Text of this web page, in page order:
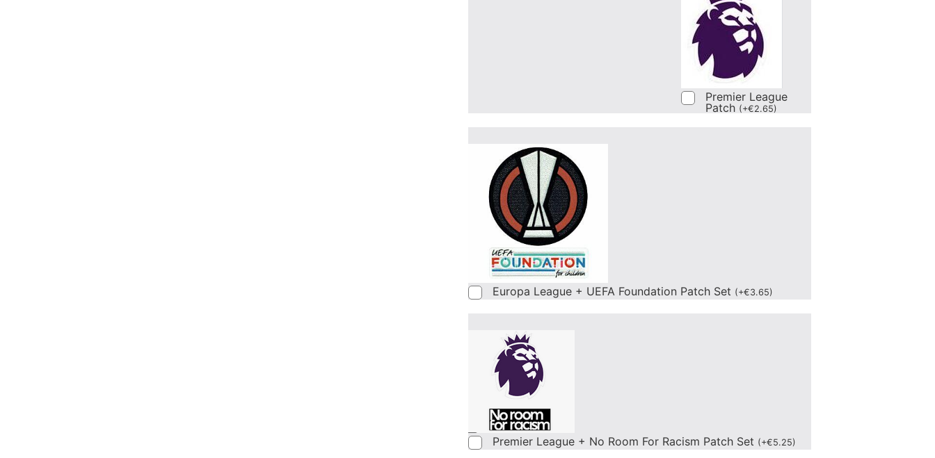
Premier League
Patch (+€2.65)
Europa League + UEFA Foundation Patch Set (+€3.65)
Premier League + No Room For Racism Patch Set (+€5.25)